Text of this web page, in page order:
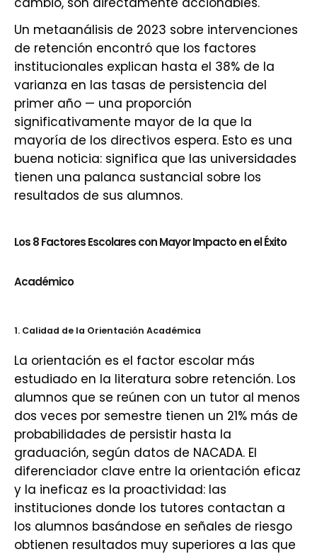
Un metaanálisis de 2023 sobre intervenciones
de retención encontró que los factores
institucionales explican hasta el 38% de la
varianza en las tasas de persistencia del
primer año — una proporción
significativamente mayor de la que la
mayoría de los directivos espera. Esto es una
buena noticia: significa que las universidades
tienen una palanca sustancial sobre los
resultados de sus alumnos.
Los 8 Factores Escolares con Mayor Impacto en el Éxito
Académico
1. Calidad de la Orientación Académica
La orientación es el factor escolar más
estudiado en la literatura sobre retención. Los
alumnos que se reúnen con un tutor al menos
dos veces por semestre tienen un 21% más de
probabilidades de persistir hasta la
graduación, según datos de NACADA. El
diferenciador clave entre la orientación eficaz
y la ineficaz es la proactividad: las
instituciones donde los tutores contactan a
los alumnos basándose en señales de riesgo
obtienen resultados muy superiores a las que